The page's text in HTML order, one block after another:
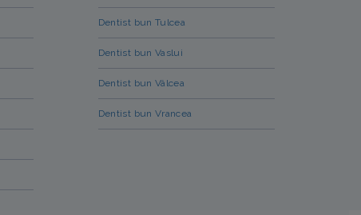
Dentist bun Tulcea
Dentist bun Vaslui
Dentist bun Vâlcea
Dentist bun Vrancea